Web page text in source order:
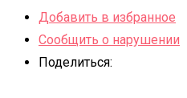
Добавить в избранное
Сообщить о нарушении
Поделиться: